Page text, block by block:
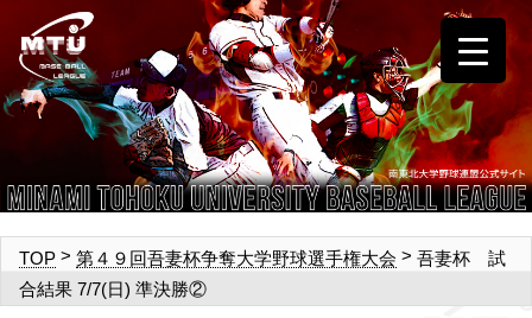
TOP > 第４９回吾妻杯争奪大学野球選手権大会 > 吾妻杯 試
合結果 7/7(日) 準決勝②